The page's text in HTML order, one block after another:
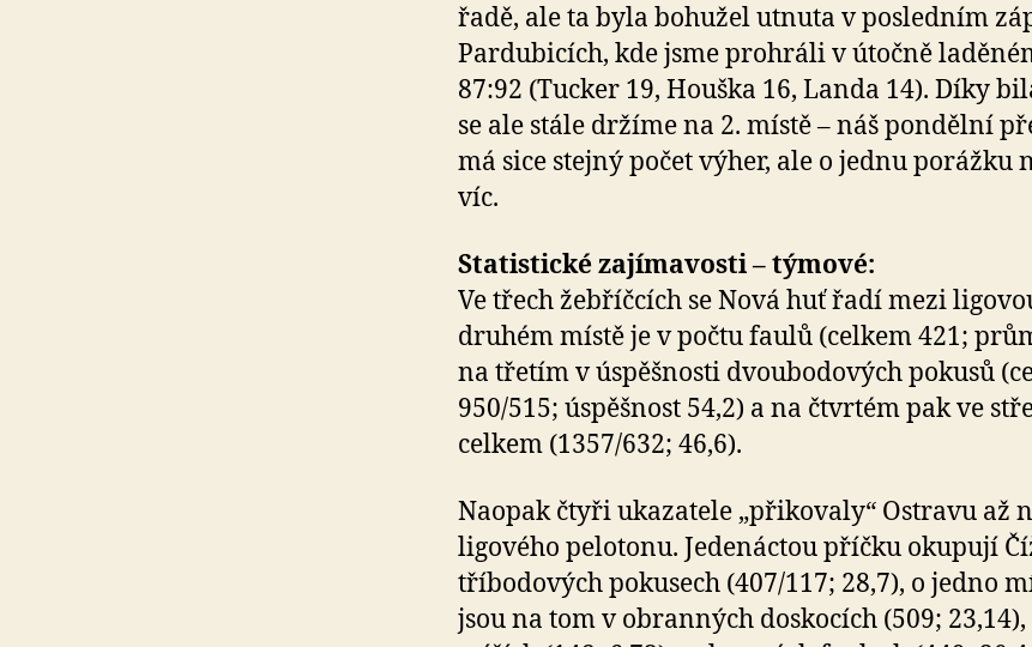
řadě, ale ta byla bohužel utnuta v posledním
Pardubicích, kde jsme prohráli v útočně
87:92 (Tucker 19, Houška 16, Landa 14). Díky
se ale stále držíme na 2. místě – náš pondělní
má sice stejný počet výher, ale o jednu porážku
víc.
Statistické zajímavosti – týmové:
Ve třech žebříčcích se Nová huť řadí mezi
druhém místě je v počtu faulů (celkem 421;
na třetím v úspěšnosti dvoubodových pokusů
950/515; úspěšnost 54,2) a na čtvrtém pak ve
celkem (1357/632; 46,6).
Naopak čtyři ukazatele „přikovaly“ Ostravu až
ligového pelotonu. Jedenáctou příčku okupují
tříbodových pokusech (407/117; 28,7), o jedno
jsou na tom v obranných doskocích (509;